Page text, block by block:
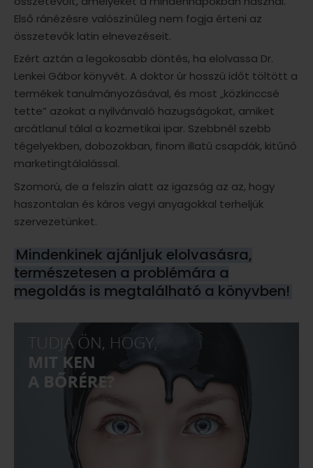
Első ránézésre valószínűleg nem fogja érteni az
összetevők latin elnevezéseit.
Ezért aztán a legokosabb döntés, ha elolvassa Dr.
Lenkei Gábor könyvét. A doktor úr hosszú időt töltött a
termékek tanulmányozásával, és most „közkinccsé
tette” azokat a nyilvánvaló hazugságokat, amiket
arcátlanul tálal a kozmetikai ipar. Szebbnél szebb
tégelyekben, dobozokban, finom illatú csapdák, kitűnő
marketingtálalással.
Szomorú, de a felszín alatt az igazság az az, hogy
haszontalan és káros vegyi anyagokkal terheljük
szervezetünket.
Mindenkinek ajánljuk elolvasásra,
természetesen a problémára a
megoldás is megtalálható a könyvben!